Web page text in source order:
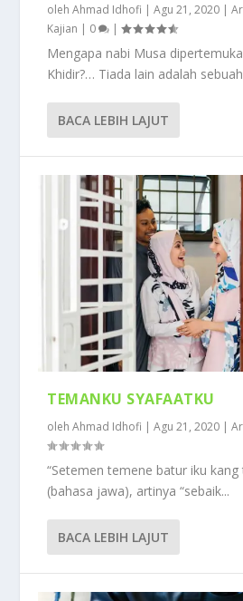
olehAhmad Idhofi |Agu 21, 2020 |
Kajian | 0 |
Mengapa nabi Musa
Khidir?… Tiada lain adalah
BACA LEBIH LAJUT
TEMANKU SYAFAATKU
olehAhmad Idhofi |Agu 21, 2020 |
“Setemen temene batur iku
(bahasa jawa), artinya “sebaik...
BACA LEBIH LAJUT